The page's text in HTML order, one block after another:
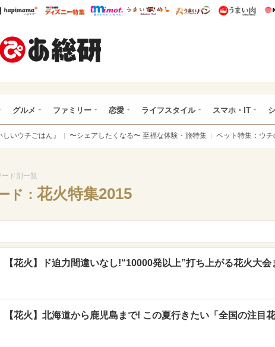
ウレぴあ総研ハピママ* ウレぴあ総研 ディズニー特集
mimot. うまいめし うまいパン う
グルメ ファミリー 恋愛 ライフスタイル スマホ・IT
いウチごはん』 〜シェアしたくなる〜 至福な体験・旅特集 ペット特集：ウチ
ード別一覧
ド： 花火特集2015
【花火】ド迫力間違いなし!“10000発以上”打ち上がる花火大会
【花火】北海道から鹿児島まで! この夏行きたい「全国の注目